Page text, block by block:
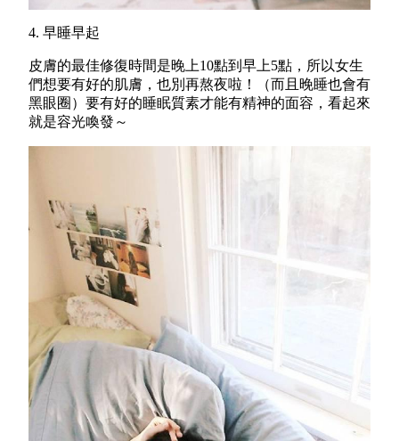
4. 早睡早起
皮膚的最佳修復時間是晚上10點到早上5點，所以女生
們想要有好的肌膚，也別再熬夜啦！（而且晚睡也會有
黑眼圈）要有好的睡眠質素才能有精神的面容，看起來
就是容光喚發～